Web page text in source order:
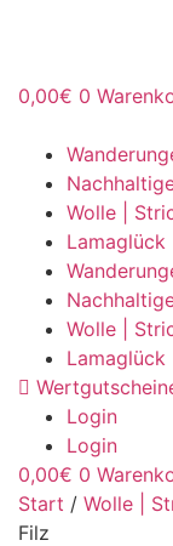
0,00€ 0
Wolle |
Lamaglück
Wolle |
Lamaglück
Login
Login
0,00€ 0
Start / Wolle |
Filz